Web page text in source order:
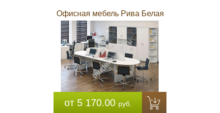
Офисная мебель Рива Белая
от 5 170.00 руб.